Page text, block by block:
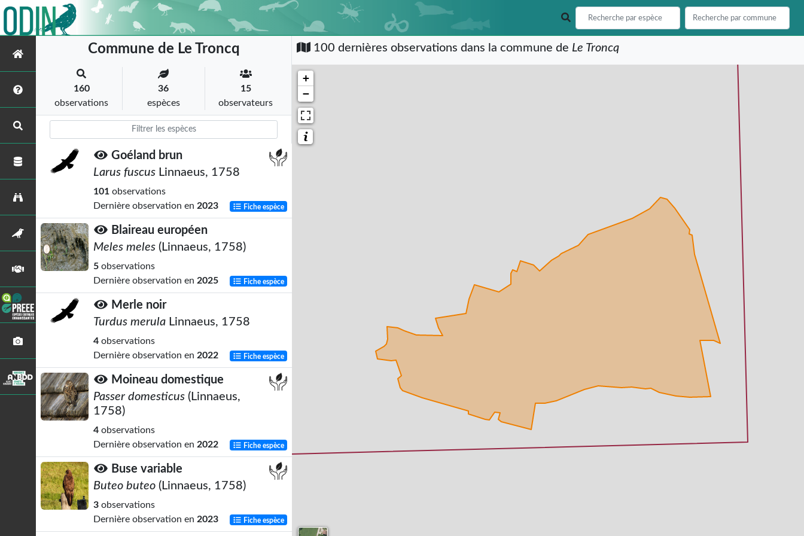
Commune de Le Troncq
160
observations
36
espèces
15
observateurs
Goéland brun
Larus fuscus Linnaeus, 1758
101 observations
Dernière observation en 2023 Fiche espèce
Blaireau européen
Meles meles (Linnaeus, 1758)
5 observations
Dernière observation en 2025 Fiche espèce
Merle noir
Turdus merula Linnaeus, 1758
4 observations
Dernière observation en 2022 Fiche espèce
Moineau domestique
Passer domesticus (Linnaeus,
1758)
4 observations
Dernière observation en 2022 Fiche espèce
Buse variable
Buteo buteo (Linnaeus, 1758)
3 observations
Dernière observation en 2023 Fiche espèce
100 dernières observations dans la commune de Le Troncq
+
−